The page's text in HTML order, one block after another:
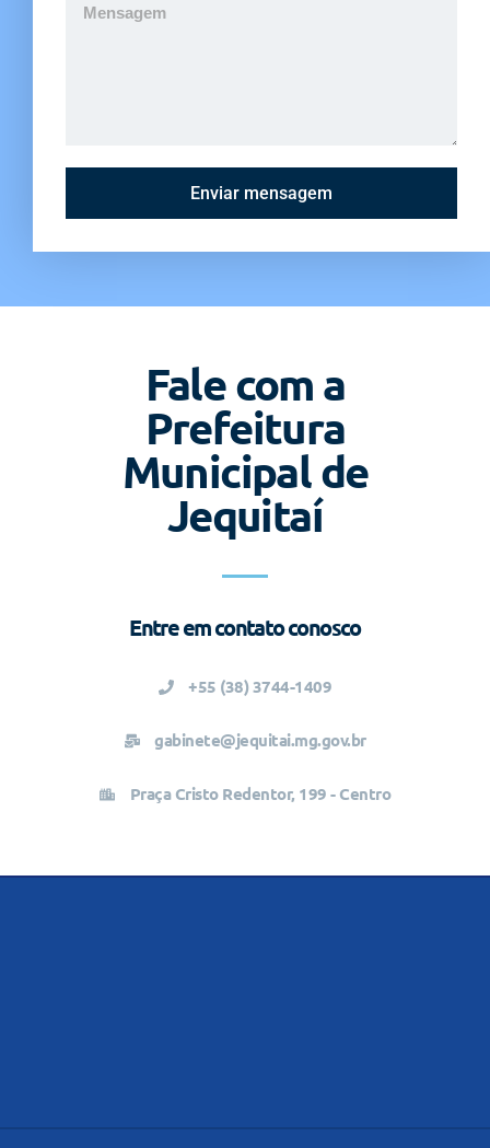
Enviar mensagem
Fale com a
Prefeitura
Municipal de
Jequitaí
Entre em contato conosco
+55 (38) 3744-1409
gabinete@jequitai.mg.gov.br
Praça Cristo Redentor, 199 - Centro